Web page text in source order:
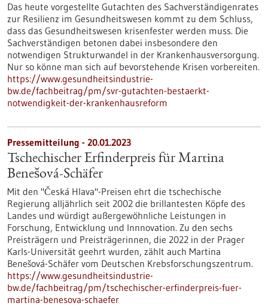
Das heute vorgestellte Gutachten des Sachverständigenrates
zur Resilienz im Gesundheitswesen kommt zu dem Schluss,
dass das Gesundheitswesen krisenfester werden muss. Die
Sachverständigen betonen dabei insbesondere den
notwendigen Strukturwandel in der Krankenhausversorgung.
Nur so könne man sich auf bevorstehende Krisen vorbereiten.
https://www.gesundheitsindustrie-
bw.de/fachbeitrag/pm/svr-gutachten-bestaerkt-
notwendigkeit-der-krankenhausreform
Pressemitteilung - 20.01.2023
Tschechischer Erfinderpreis für Martina
Benešová-Schäfer
Mit den "Česká Hlava"-Preisen ehrt die tschechische
Regierung alljährlich seit 2002 die brillantesten Köpfe des
Landes und würdigt außergewöhnliche Leistungen in
Forschung, Entwicklung und Innnovation. Zu den sechs
Preisträgern und Preisträgerinnen, die 2022 in der Prager
Karls-Universität geehrt wurden, zählt auch Martina
Benešová-Schäfer vom Deutschen Krebsforschungszentrum.
https://www.gesundheitsindustrie-
bw.de/fachbeitrag/pm/tschechischer-erfinderpreis-fuer-
martina-benesova-schaefer